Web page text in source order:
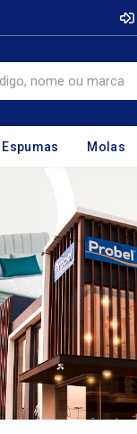
Espumas Molas